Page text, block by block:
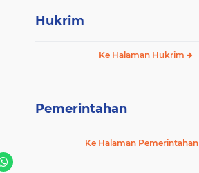
Hukrim
Ke Halaman Hukrim
Pemerintahan
Ke Halaman Pemerintahan